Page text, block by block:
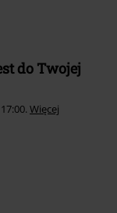
do Twojej
Więcej